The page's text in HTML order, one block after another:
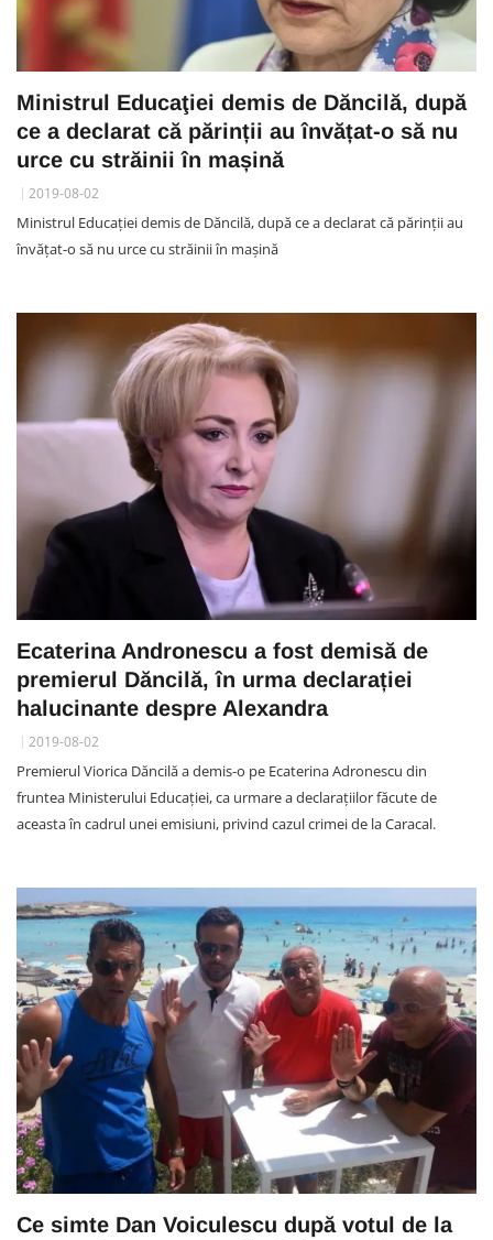
Ministrul Educaţiei demis de Dăncilă, după
ce a declarat că părinții au învățat-o să nu
urce cu străinii în mașină
2019-08-02
Ministrul Educaţiei demis de Dăncilă, după ce a declarat că părinții au
învățat-o să nu urce cu străinii în mașină
Ecaterina Andronescu a fost demisă de
premierul Dăncilă, în urma declarației
halucinante despre Alexandra
2019-08-02
Premierul Viorica Dăncilă a demis-o pe Ecaterina Adronescu din
fruntea Ministerului Educației, ca urmare a declarațiilor făcute de
aceasta în cadrul unei emisiuni, privind cazul crimei de la Caracal.
Ce simte Dan Voiculescu după votul de la